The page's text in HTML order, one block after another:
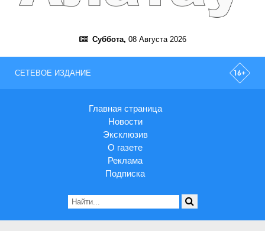
Суббота, 08 Августа 2026
СЕТЕВОЕ ИЗДАНИЕ
Главная страница
Новости
Эксклюзив
О газете
Реклама
Подписка